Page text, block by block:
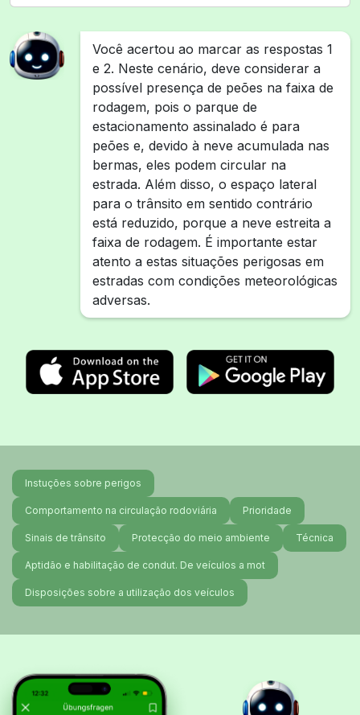
Você acertou ao marcar as respostas 1
e 2. Neste cenário, deve considerar a
possível presença de peões na faixa de
rodagem, pois o parque de
estacionamento assinalado é para
peões e, devido à neve acumulada nas
bermas, eles podem circular na
estrada. Além disso, o espaço lateral
para o trânsito em sentido contrário
está reduzido, porque a neve estreita a
faixa de rodagem. É importante estar
atento a estas situações perigosas em
estradas com condições meteorológicas
adversas.
Instuções sobre perigos
Comportamento na circulação rodoviária Prioridade
Sinais de trânsito Protecção do meio ambiente Técnica
Aptidão e habilitação de condut. De veículos a mot
Disposições sobre a utilização dos veículos